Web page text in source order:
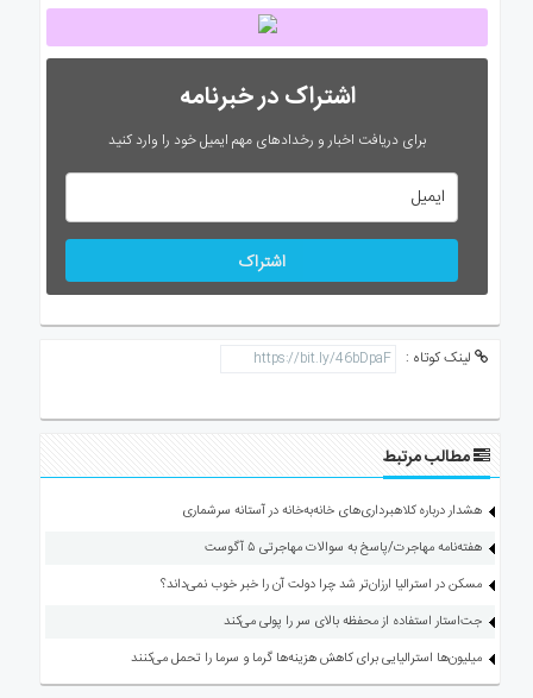
اشتراک در خبرنامه
برای دریافت اخبار و رخدادهای مهم ایمیل خود را وارد کنید
اشتراک
لینک کوتاه :
مطالب مرتبط
هشدار درباره کلاهبرداری‌های خانه‌به‌خانه در آستانه سرشماری
هفته‌نامه مهاجرت/پاسخ به سوالات مهاجرتی ۵ آگوست
مسکن در استرالیا ارزان‌تر شد چرا دولت آن را خبر خوب نمی‌داند؟
جت‌استار استفاده از محفظه بالای سر را پولی می‌کند
میلیون‌ها استرالیایی برای کاهش هزینه‌ها گرما و سرما را تحمل می‌کنند